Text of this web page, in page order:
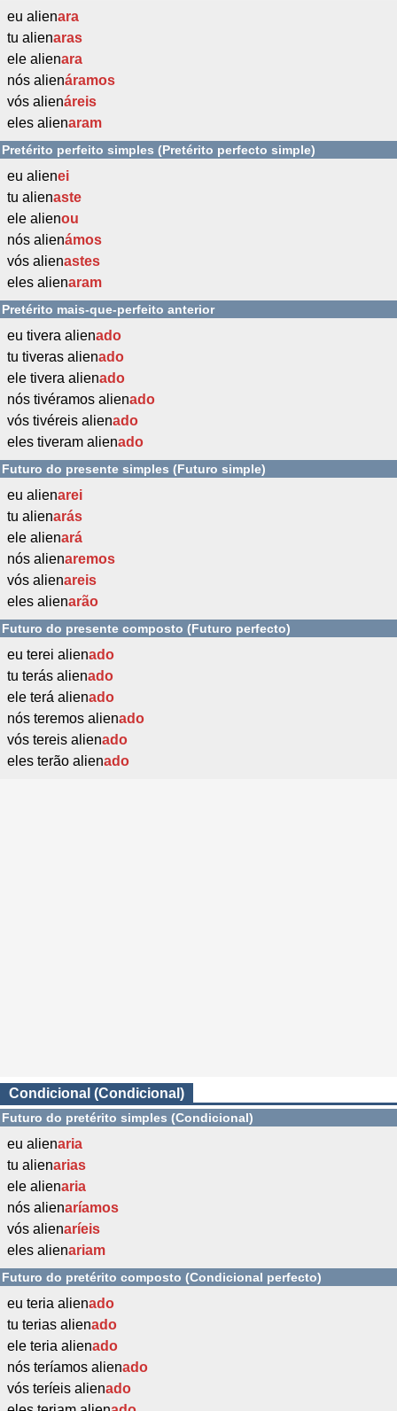
eu alienara
tu alienaras
ele alienara
nós alienáramos
vós alienáreis
eles alienaram
Pretérito perfeito simples (Pretérito perfecto simple)
eu alienei
tu alienaste
ele alienou
nós alienámos
vós alienastes
eles alienaram
Pretérito mais-que-perfeito anterior
eu tivera alienado
tu tiveras alienado
ele tivera alienado
nós tivéramos alienado
vós tivéreis alienado
eles tiveram alienado
Futuro do presente simples (Futuro simple)
eu alienarei
tu alienarás
ele alienará
nós alienaremos
vós alienareis
eles alienarão
Futuro do presente composto (Futuro perfecto)
eu terei alienado
tu terás alienado
ele terá alienado
nós teremos alienado
vós tereis alienado
eles terão alienado
Condicional (Condicional)
Futuro do pretérito simples (Condicional)
eu alienaria
tu alienarias
ele alienaria
nós alienaríamos
vós alienaríeis
eles alienariam
Futuro do pretérito composto (Condicional perfecto)
eu teria alienado
tu terias alienado
ele teria alienado
nós teríamos alienado
vós teríeis alienado